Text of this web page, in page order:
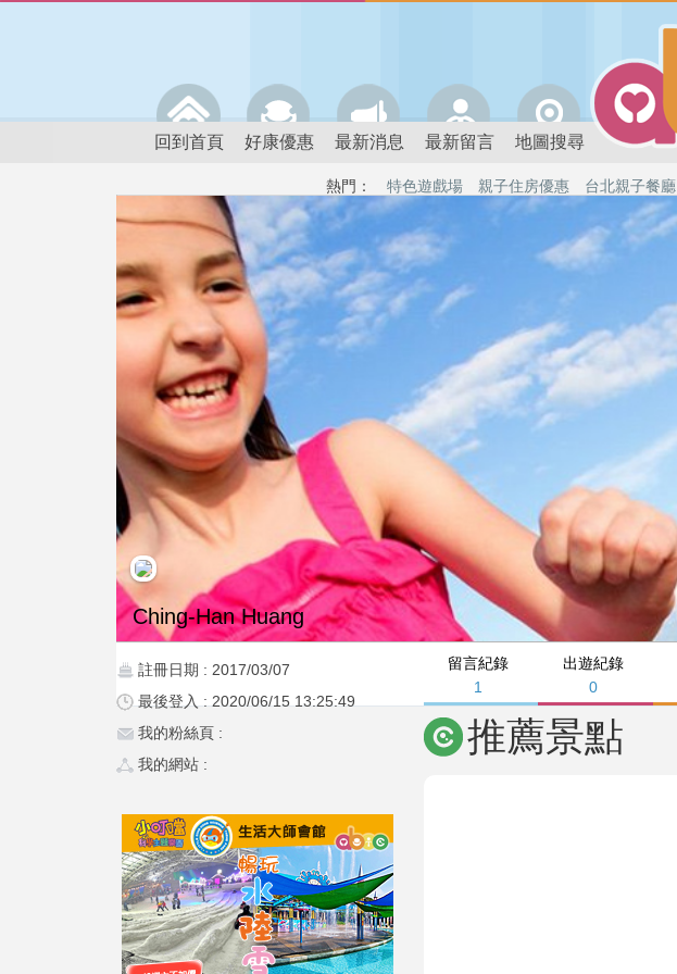
回到首頁 好康優惠 最新消息 最新留言 地圖搜尋
熱門： 特色遊戲場 親子住房優惠 台北親子餐廳
留言紀錄
1
出遊紀錄
0
Ching-Han Huang
註冊日期 : 2017/03/07
最後登入 : 2020/06/15 13:25:49
我的粉絲頁 :
我的網站 :
推薦景點